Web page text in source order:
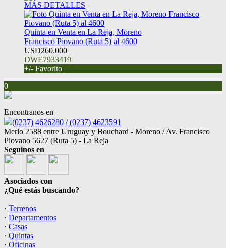
MÁS DETALLES
Quinta en Venta en La Reja, Moreno
Francisco Piovano (Ruta 5) al 4600
USD260.000
DWE7933419
+/- Favorito
0
Encontranos en
(0237) 4626280 / (0237) 4623591
Merlo 2588 entre Uruguay y Bouchard - Moreno / Av. Francisco
Piovano 5627 (Ruta 5) - La Reja
Seguinos en
Asociados con
¿Qué estás buscando?
· Terrenos
· Departamentos
· Casas
· Quintas
· Oficinas